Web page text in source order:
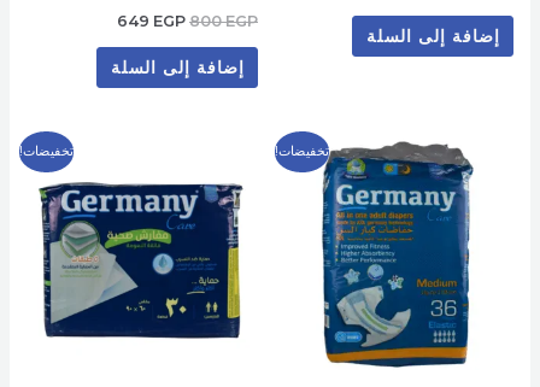
إضافة إلى السلة
800EGP
649 EGP
إضافة إلى السلة
تخفيضات!
السعر
الأصلي
هو:
700 EGP.
السعر
الحالي
هو:
549 EGP.
تخفيضات!
هو:
500 EGP.
هو:
399 EGP.